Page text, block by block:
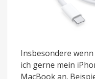
Insbesondere
ich gerne mein
MacBook an.